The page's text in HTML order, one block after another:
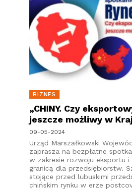
BIZNES
„CHINY. Czy
jeszcze możliwy w
09-05-2024
Urząd Marszałkowski
zaprasza na bezpłatne
w zakresie rozwoju eksportu i
granicą dla przedsiębiorstw.
stojące przed lubuskimi
chińskim rynku w erze